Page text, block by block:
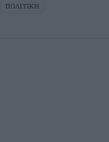
ΠΟΛΙΤΙΚΗ